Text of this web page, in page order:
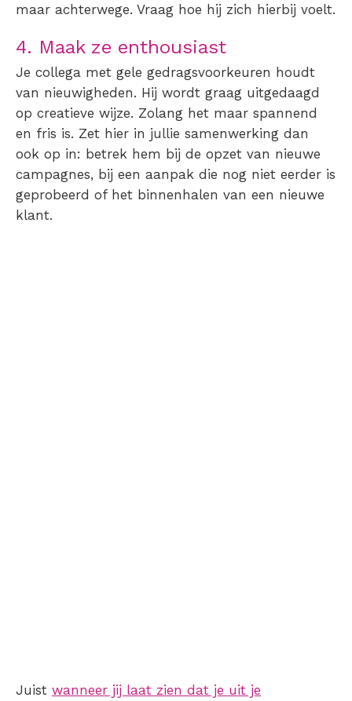
maar achterwege. Vraag hoe hij zich hierbij voelt.
4. Maak ze enthousiast
Je collega met gele gedragsvoorkeuren houdt
van nieuwigheden. Hij wordt graag uitgedaagd
op creatieve wijze. Zolang het maar spannend
en fris is. Zet hier in jullie samenwerking dan
ook op in: betrek hem bij de opzet van nieuwe
campagnes, bij een aanpak die nog niet eerder is
geprobeerd of het binnenhalen van een nieuwe
klant.
Juist wanneer jij laat zien dat je uit je